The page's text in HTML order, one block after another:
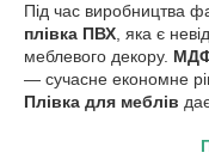
Під час виробництва
плівка ПВХ , яка є
меблевого декору.
— сучасне економне
Плівка для меблів
плівка для меблів має